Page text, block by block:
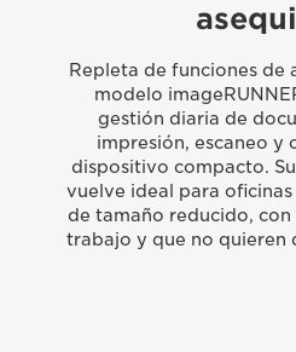
Repleta de funciones de
modelo
gestión diaria de
impresión, escaneo y
dispositivo compacto.
vuelve ideal para
de tamaño reducido,
trabajo y que no quieren